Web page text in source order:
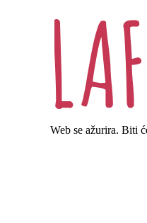
Web se ažurira. Biti